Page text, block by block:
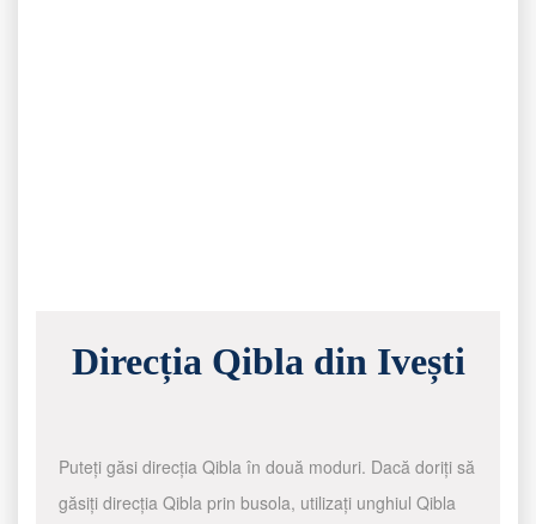
Direcția Qibla din Ivești
Puteți găsi direcția Qibla în două moduri. Dacă doriți să
găsiți direcția Qibla prin busola, utilizați unghiul Qibla